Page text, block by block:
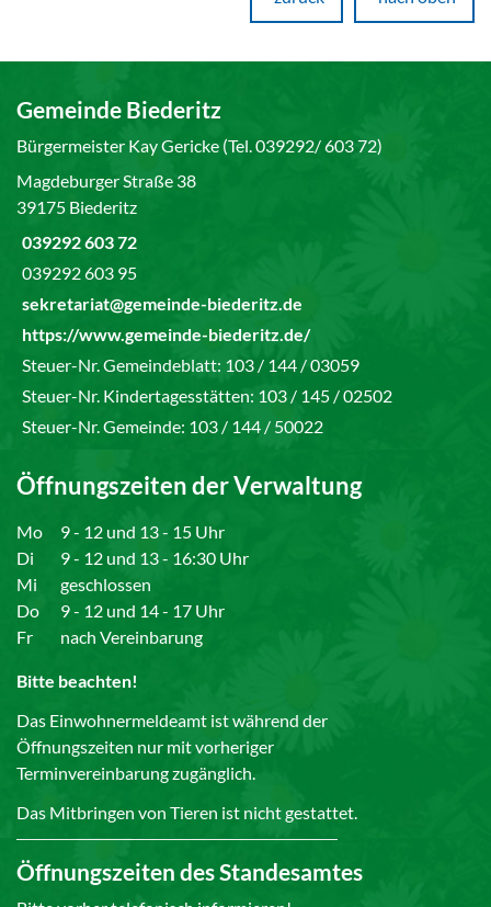
Gemeinde Biederitz
Bürgermeister Kay Gericke (Tel. 039292/ 603 72)
Magdeburger Straße 38
39175 Biederitz
039292 603 72
039292 603 95
sekretariat@gemeinde-biederitz.de
https://www.gemeinde-biederitz.de/
Steuer-Nr. Gemeindeblatt: 103 / 144 / 03059
Steuer-Nr. Kindertagesstätten: 103 / 145 / 02502
Steuer-Nr. Gemeinde: 103 / 144 / 50022
Öffnungszeiten der Verwaltung
Mo
9 - 12 und 13 - 15 Uhr
Di
9 - 12 und 13 - 16:30 Uhr
Mi
geschlossen
Do
9 - 12 und 14 - 17 Uhr
Fr
nach Vereinbarung
Bitte beachten!
Das Einwohnermeldeamt ist während der
Öffnungszeiten nur mit vorheriger
Terminvereinbarung zugänglich.
Das Mitbringen von Tieren ist nicht gestattet.
Öffnungszeiten des Standesamtes